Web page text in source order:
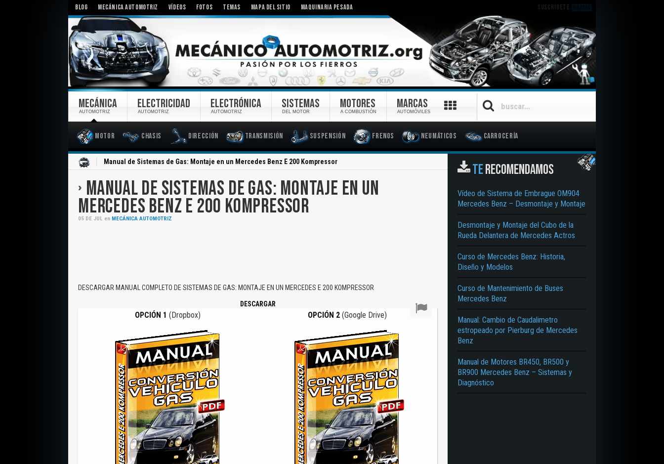
BLOG MECÁNICA AUTOMOTRIZ VÍDEOS FOTOS TEMAS MAPA DEL SITIO MAQUINARIA PESADA SUSCRÍBETE
MECÁNICA
AUTOMOTRIZ
Motor Chasis Dirección Transmisión Suspensión Frenos Neumáticos Carrocería
ELECTRICIDAD
AUTOMOTRIZ
ELECTRÓNICA
AUTOMOTRIZ
SISTEMAS
DEL MOTOR
MOTORES
A COMBUSTIÓN
MARCAS
AUTOMÓVILES
Manual de Sistemas de Gas: Montaje en un Mercedes Benz E 200 Kompressor
MANUAL DE SISTEMAS DE GAS: MONTAJE EN UN
MERCEDES BENZ E 200 KOMPRESSOR
05 DE JUL en MECÁNICA AUTOMOTRIZ
DESCARGAR MANUAL COMPLETO DE SISTEMAS DE GAS: MONTAJE EN UN MERCEDES E 200 KOMPRESSOR
DESCARGAR
OPCIÓN 1 (Dropbox) OPCIÓN 2 (Google Drive)
TERECOMENDAMOS
Vídeo de Sistema de Embrague OM904
Mercedes Benz – Desmontaje y Montaje
Desmontaje y Montaje del Cubo de la
Rueda Delantera de Mercedes Actros
Curso de Mercedes Benz: Historia,
Diseño y Modelos
Curso de Mantenimiento de Buses
Mercedes Benz
Manual: Cambio de Caudalimetro
estropeado por Pierburg de Mercedes
Benz
Manual de Motores BR450, BR500 y
BR900 Mercedes Benz – Sistemas y
Diagnóstico